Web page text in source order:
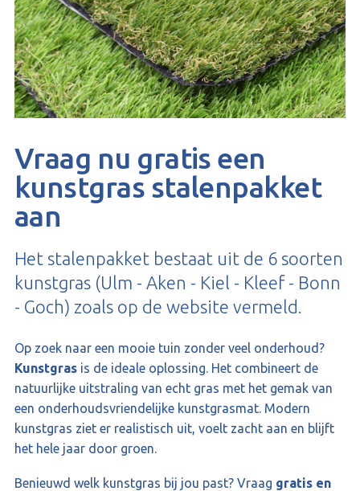
Vraag nu gratis een
kunstgras stalenpakket
aan
Het stalenpakket bestaat uit de 6 soorten
kunstgras (Ulm - Aken - Kiel - Kleef - Bonn
- Goch) zoals op de website vermeld.
Op zoek naar een mooie tuin zonder veel onderhoud?
Kunstgras is de ideale oplossing. Het combineert de
natuurlijke uitstraling van echt gras met het gemak van
een onderhoudsvriendelijke kunstgrasmat. Modern
kunstgras ziet er realistisch uit, voelt zacht aan en blijft
het hele jaar door groen.
Benieuwd welk kunstgras bij jou past? Vraag gratis en